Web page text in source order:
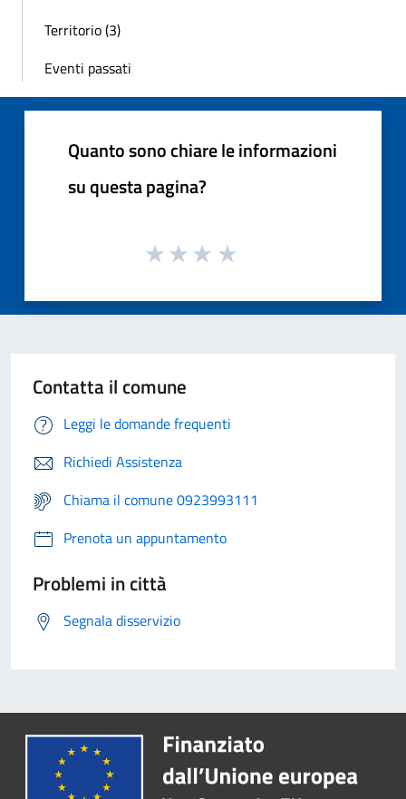
Territorio (3)
Eventi passati
Quanto sono chiare le informazioni
su questa pagina?
Contatta il comune
Leggi le domande frequenti
Richiedi Assistenza
Chiama il comune 0923993111
Prenota un appuntamento
Problemi in città
Segnala disservizio